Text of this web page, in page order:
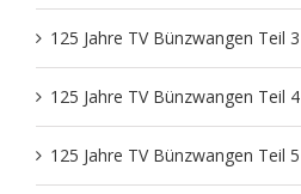
Fit im Alter
FitMix-Frauen
Training
Turnteam Staufen
Aktuelles
Chronik
125 Jahre TV Bünzwangen Teil 3
125 Jahre TV Bünzwangen Teil 4
125 Jahre TV Bünzwangen Teil 5